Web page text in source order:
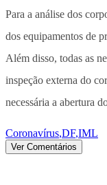
Para a análise dos
dos equipamentos de
Além disso, todas as
inspeção externa do
necessária a abertura
Coronavírus,DF,IML
Ver Comentários